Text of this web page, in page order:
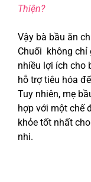
Thiện?
Vậy bà bầu ăn
Chuối không chỉ
nhiều lợi ích cho
hỗ trợ tiêu hóa
Tuy nhiên, mẹ
hợp với một chế
khỏe tốt nhất
nhi.